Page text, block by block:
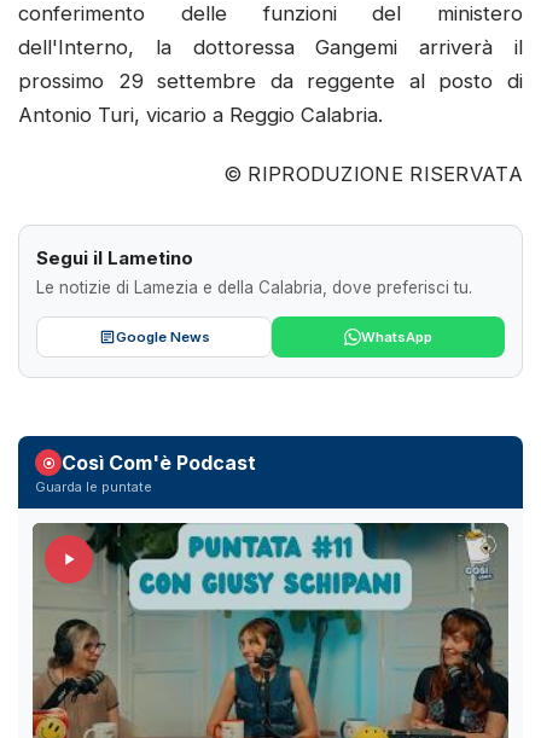
conferimento delle funzioni del ministero
dell'Interno, la dottoressa Gangemi arriverà il
prossimo 29 settembre da reggente al posto di
Antonio Turi, vicario a Reggio Calabria.
© RIPRODUZIONE RISERVATA
Segui il Lametino
Le notizie di Lamezia e della Calabria, dove preferisci tu.
Google News WhatsApp
Così Com'è Podcast
Guarda le puntate